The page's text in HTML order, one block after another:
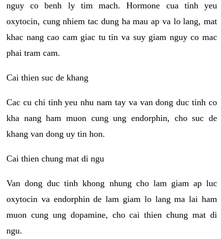
nguy co benh ly tim mach. Hormone cua tinh yeu
oxytocin, cung nhiem tac dung ha mau ap va lo lang, mat
khac nang cao cam giac tu tin va suy giam nguy co mac
phai tram cam.
Cai thien suc de khang
Cac cu chi tinh yeu nhu nam tay va van dong duc tinh co
kha nang ham muon cung ung endorphin, cho suc de
khang van dong uy tin hon.
Cai thien chung mat di ngu
Van dong duc tinh khong nhung cho lam giam ap luc
oxytocin va endorphin de lam giam lo lang ma lai ham
muon cung ung dopamine, cho cai thien chung mat di
ngu.